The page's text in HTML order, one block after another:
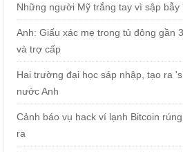
Những người Mỹ trắng tay vì sập
Anh: Giấu xác mẹ trong tủ đông gần
và trợ cấp
Hai trường đại học sáp nhập, tạo ra
nước Anh
Cảnh báo vụ hack ví lạnh Bitcoin
ra